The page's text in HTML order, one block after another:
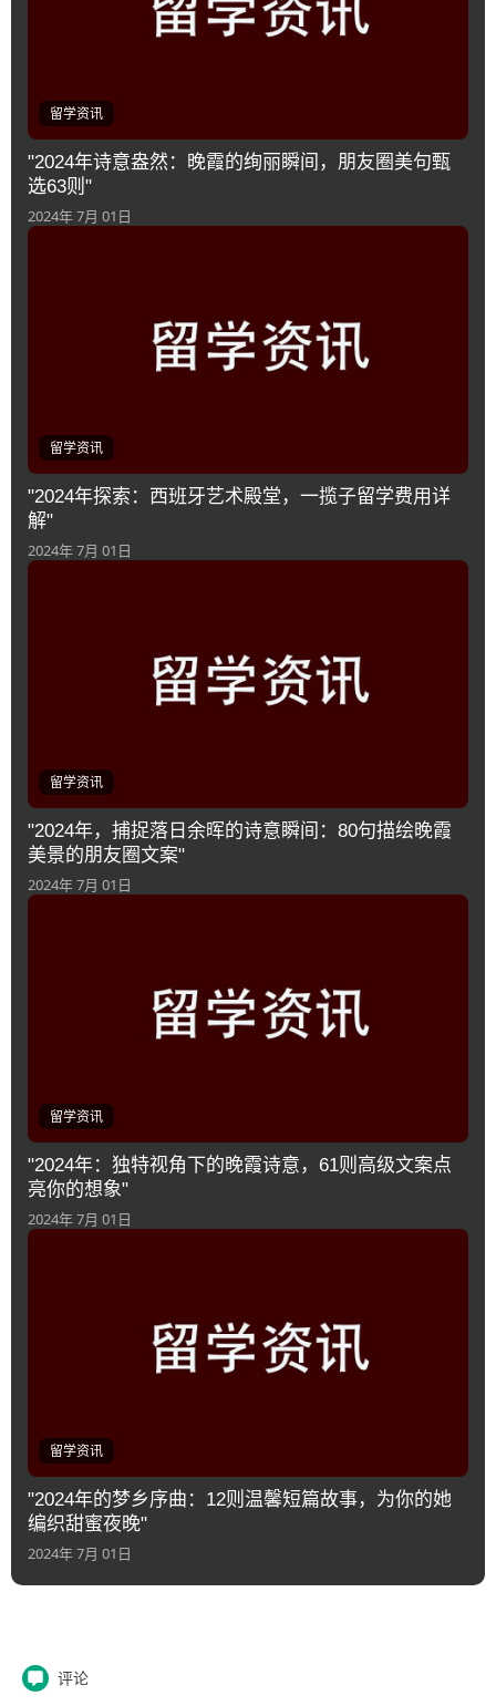
留学资讯
"2024年诗意盎然：晚霞的绚丽瞬间，朋友圈美句甄
选63则"
2024年 7月 01日
留学资讯
"2024年探索：西班牙艺术殿堂，一揽子留学费用详
解"
2024年 7月 01日
留学资讯
"2024年，捕捉落日余晖的诗意瞬间：80句描绘晚霞
美景的朋友圈文案"
2024年 7月 01日
留学资讯
"2024年：独特视角下的晚霞诗意，61则高级文案点
亮你的想象"
2024年 7月 01日
留学资讯
"2024年的梦乡序曲：12则温馨短篇故事，为你的她
编织甜蜜夜晚"
2024年 7月 01日
评论